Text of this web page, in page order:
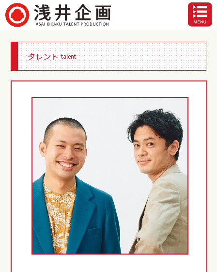
タレント talent